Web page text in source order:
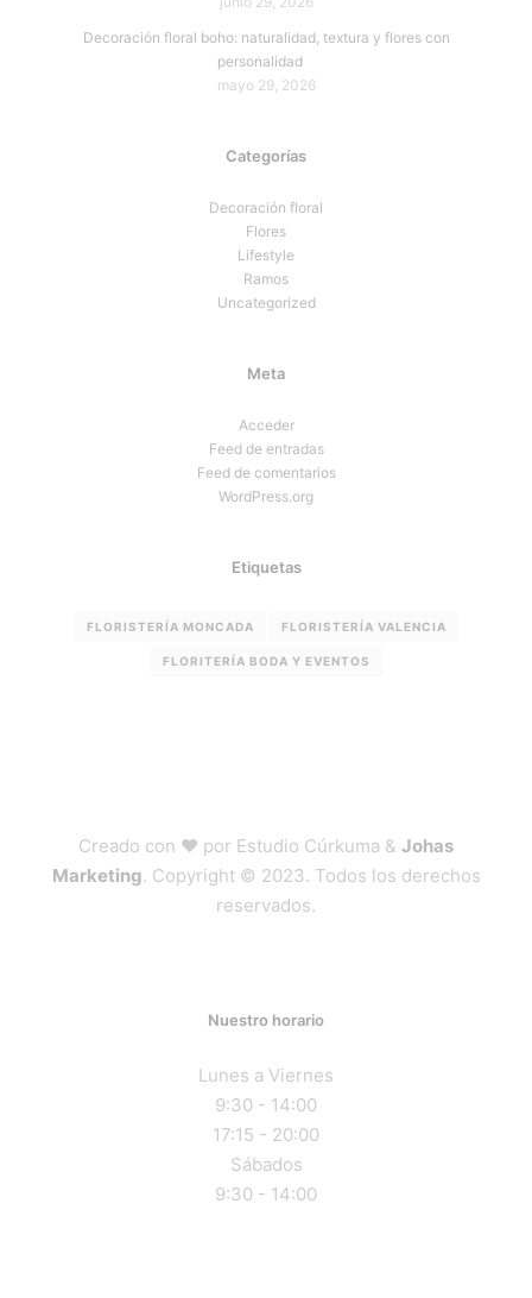
Decoración floral boho: naturalidad, textura y flores con
personalidad
mayo 29, 2026
Categorías
Decoración floral
Flores
Lifestyle
Ramos
Uncategorized
Meta
Acceder
Feed de entradas
Feed de comentarios
WordPress.org
Etiquetas
FLORISTERÍA MONCADA FLORISTERÍA VALENCIA
FLORITERÍA BODA Y EVENTOS
Creado con ❤ por Estudio Cúrkuma & Johas
Marketing. Copyright © 2023. Todos los derechos
reservados.
Nuestro horario
Lunes a Viernes
9:30 - 14:00
17:15 - 20:00
Sábados
9:30 - 14:00